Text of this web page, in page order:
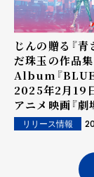
じんの贈る『青
だ珠玉の作品
Album『BLUE
2025年2月19
アニメ映画『
ェクトセカイ
イと歌えないミ
ィング主題歌に
リリース情報